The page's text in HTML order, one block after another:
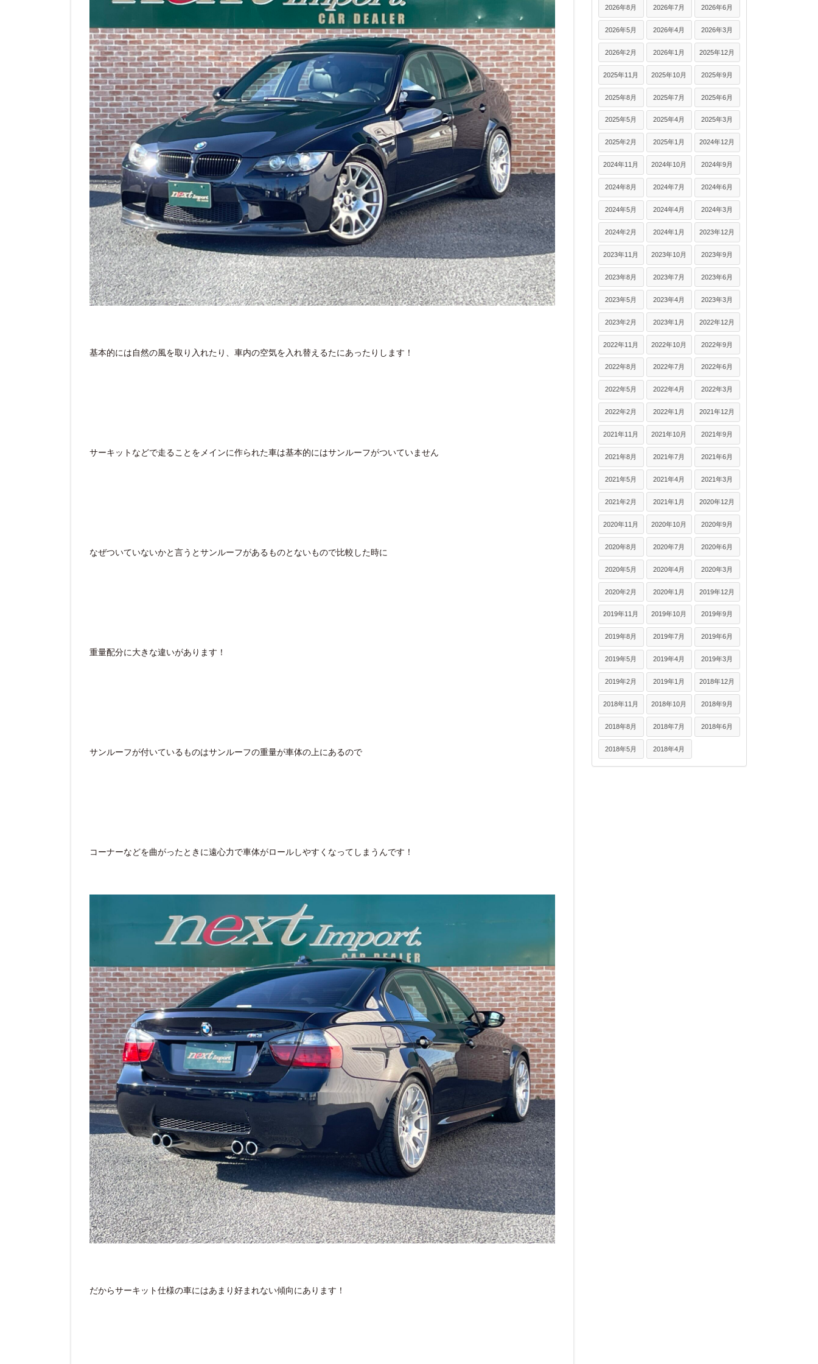
基本的には自然の風を取り入れたり、車内の空気を入れ替えるたにあったりします！
サーキットなどで走ることをメインに作られた車は基本的にはサンルーフがついていません
なぜついていないかと言うとサンルーフがあるものとないもので比較した時に
重量配分に大きな違いがあります！
サンルーフが付いているものはサンルーフの重量が車体の上にあるので
コーナーなどを曲がったときに遠心力で車体がロールしやすくなってしまうんです！
だからサーキット仕様の車にはあまり好まれない傾向にあります！
2026年8月 2026年7月 2026年6月
2026年5月 2026年4月 2026年3月
2026年2月 2026年1月 2025年12月
2025年11月 2025年10月 2025年9月
2025年8月 2025年7月 2025年6月
2025年5月 2025年4月 2025年3月
2025年2月 2025年1月 2024年12月
2024年11月 2024年10月 2024年9月
2024年8月 2024年7月 2024年6月
2024年5月 2024年4月 2024年3月
2024年2月 2024年1月 2023年12月
2023年11月 2023年10月 2023年9月
2023年8月 2023年7月 2023年6月
2023年5月 2023年4月 2023年3月
2023年2月 2023年1月 2022年12月
2022年11月 2022年10月 2022年9月
2022年8月 2022年7月 2022年6月
2022年5月 2022年4月 2022年3月
2022年2月 2022年1月 2021年12月
2021年11月 2021年10月 2021年9月
2021年8月 2021年7月 2021年6月
2021年5月 2021年4月 2021年3月
2021年2月 2021年1月 2020年12月
2020年11月 2020年10月 2020年9月
2020年8月 2020年7月 2020年6月
2020年5月 2020年4月 2020年3月
2020年2月 2020年1月 2019年12月
2019年11月 2019年10月 2019年9月
2019年8月 2019年7月 2019年6月
2019年5月 2019年4月 2019年3月
2019年2月 2019年1月 2018年12月
2018年11月 2018年10月 2018年9月
2018年8月 2018年7月 2018年6月
2018年5月 2018年4月